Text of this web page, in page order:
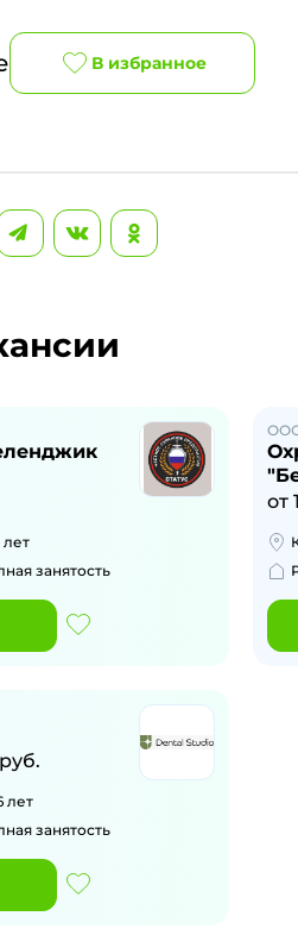
В избранное
лет
занятость
от
руб.
лет
занятость